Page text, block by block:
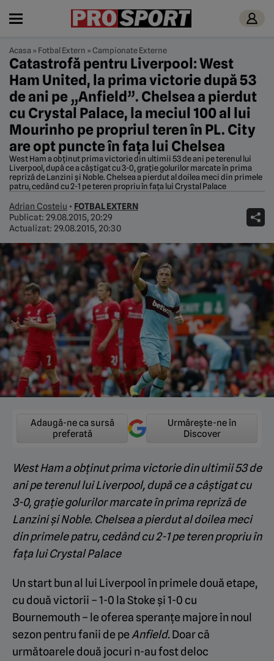
Acasa » Fotbal Extern »Campionate Externe
Catastrofă pentru Liverpool: West
Ham United, la prima victorie după 53
de ani pe „Anfield”. Chelsea a pierdut
cu Crystal Palace, la meciul 100 al lui
Mourinho pe propriul teren în PL. City
are opt puncte în fața lui Chelsea
West Ham a obținut prima victorie din ultimii 53 de ani pe terenul lui
Liverpool, după ce a câștigat cu 3-0, grație golurilor marcate în prima
repriză de Lanzini și Noble. Chelsea a pierdut al doilea meci din primele
patru, cedând cu 2-1 pe teren propriu în fața lui Crystal Palace
Adrian Costeiu • FOTBAL EXTERN
Publicat: 29.08.2015, 20:29
Actualizat: 29.08.2015, 20:30
Adaugă-ne ca sursă
preferată
Urmărește-ne în
Discover
West Ham a obținut prima victorie din ultimii 53 de
ani pe terenul lui Liverpool, după ce a câștigat cu
3-0, grație golurilor marcate în prima repriză de
Lanzini și Noble. Chelsea a pierdut al doilea meci
din primele patru, cedând cu 2-1 pe teren propriu în
fața lui Crystal Palace
Un start bun al lui Liverpool în primele două etape,
cu două victorii – 1-0 la Stoke și 1-0 cu
Bournemouth – le oferea speranțe majore în noul
sezon pentru fanii de peAnfield.Doar că
următoarele două jocuri n-au fost deloc